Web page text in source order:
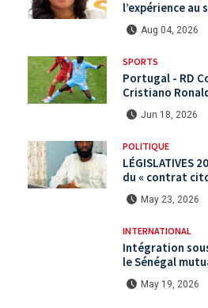
l’expérience au
territoriaux
Aug 04, 2026
SPORTS
Portugal - RD
Cristiano
international ?
Jun 18, 2026
POLITIQUE
LÉGISLATIVES
du « contrat
politique
May 23, 2026
INTERNATIONAL
Intégration
le Sénégal
Koundara via le
May 19, 2026